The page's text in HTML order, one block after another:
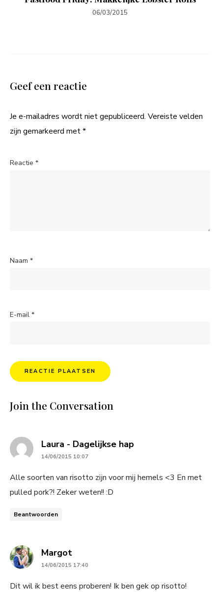
06/03/2015
Geef een reactie
Je e-mailadres wordt niet gepubliceerd. Vereiste velden
zijn gemarkeerd met*
Reactie *
Naam *
E-mail *
Join the Conversation
Laura - Dagelijkse hap
14/06/2015 10:07
Alle soorten van risotto zijn voor mij hemels <3 En met
pulled pork?! Zeker weten!! :D
Beantwoorden
Margotsays:
14/06/2015 17:40
Dit wil ik best eens proberen! Ik ben gek op risotto!